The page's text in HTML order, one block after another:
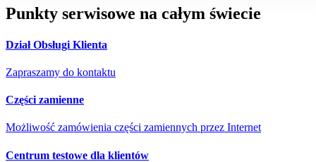
Punkty serwisowe na całym świecie
Dział Obsługi Klienta
Zapraszamy do kontaktu
Części zamienne
Możliwość zamówienia części zamiennych przez Internet
Centrum testowe dla klientów